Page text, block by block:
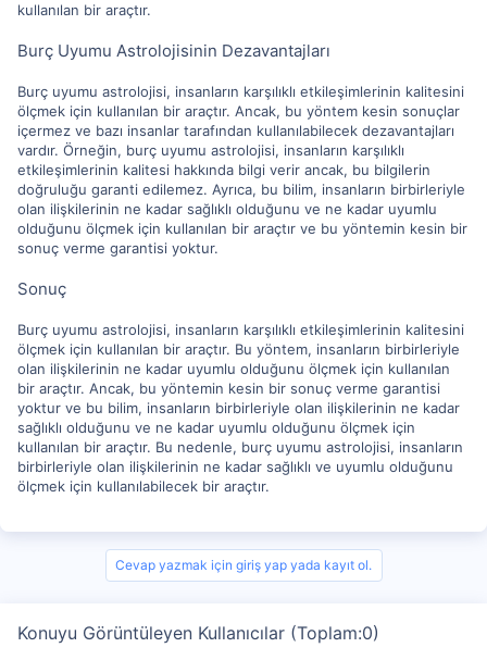
kullanılan bir araçtır.
Burç Uyumu Astrolojisinin Dezavantajları
Burç uyumu astrolojisi, insanların karşılıklı etkileşimlerinin kalitesini
ölçmek için kullanılan bir araçtır. Ancak, bu yöntem kesin sonuçlar
içermez ve bazı insanlar tarafından kullanılabilecek dezavantajları
vardır. Örneğin, burç uyumu astrolojisi, insanların karşılıklı
etkileşimlerinin kalitesi hakkında bilgi verir ancak, bu bilgilerin
doğruluğu garanti edilemez. Ayrıca, bu bilim, insanların birbirleriyle
olan ilişkilerinin ne kadar sağlıklı olduğunu ve ne kadar uyumlu
olduğunu ölçmek için kullanılan bir araçtır ve bu yöntemin kesin bir
sonuç verme garantisi yoktur.
Sonuç
Burç uyumu astrolojisi, insanların karşılıklı etkileşimlerinin kalitesini
ölçmek için kullanılan bir araçtır. Bu yöntem, insanların birbirleriyle
olan ilişkilerinin ne kadar uyumlu olduğunu ölçmek için kullanılan
bir araçtır. Ancak, bu yöntemin kesin bir sonuç verme garantisi
yoktur ve bu bilim, insanların birbirleriyle olan ilişkilerinin ne kadar
sağlıklı olduğunu ve ne kadar uyumlu olduğunu ölçmek için
kullanılan bir araçtır. Bu nedenle, burç uyumu astrolojisi, insanların
birbirleriyle olan ilişkilerinin ne kadar sağlıklı ve uyumlu olduğunu
ölçmek için kullanılabilecek bir araçtır.
Cevap yazmak için giriş yap yada kayıt ol.
Konuyu Görüntüleyen Kullanıcılar (Toplam:0)